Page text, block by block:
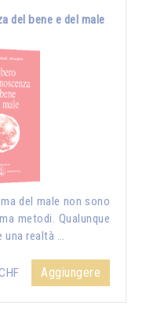
del bene e del male
del male non sono
metodi. Qualunque
una realtà …
Aggiungere